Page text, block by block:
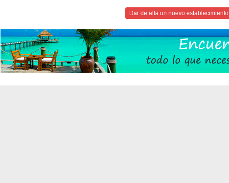
Dar de alta un nuevo establecimiento